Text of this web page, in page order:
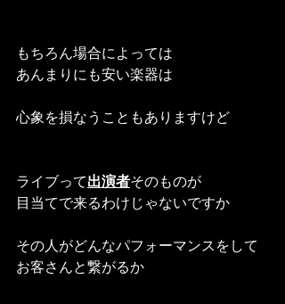
もちろん場合によっては
あんまりにも安い楽器は
心象を損なうこともありますけど
ライブって出演者そのものが
目当てで来るわけじゃないですか
その人がどんなパフォーマンスをして
お客さんと繋がるか